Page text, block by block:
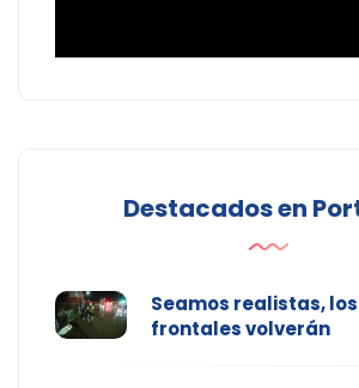
Destacados en
Seamos realistas,
frontales volverán